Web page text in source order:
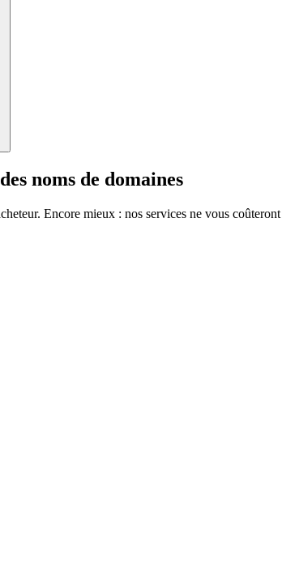
noms de domaines
Encore mieux : nos services ne vous